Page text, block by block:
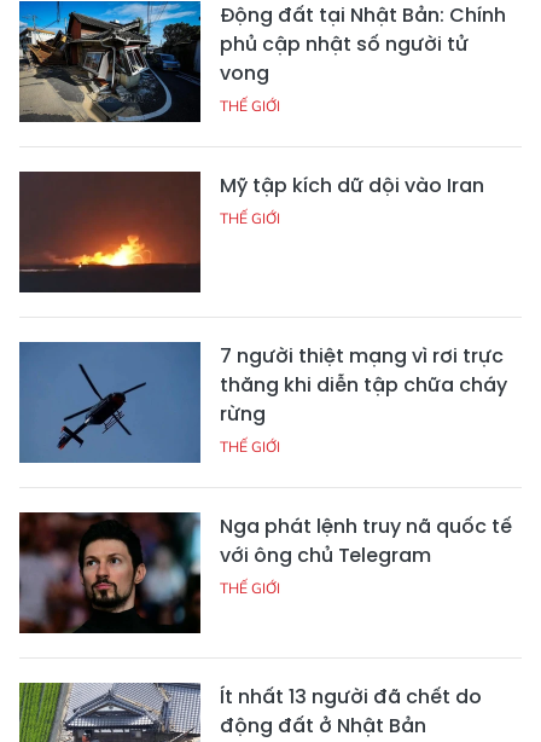
Động đất tại Nhật Bản: Chính
phủ cập nhật số người tử
vong
THẾ GIỚI
Mỹ tập kích dữ dội vào Iran
THẾ GIỚI
7 người thiệt mạng vì rơi trực
thăng khi diễn tập chữa cháy
rừng
THẾ GIỚI
Nga phát lệnh truy nã quốc tế
với ông chủ Telegram
THẾ GIỚI
Ít nhất 13 người đã chết do
động đất ở Nhật Bản